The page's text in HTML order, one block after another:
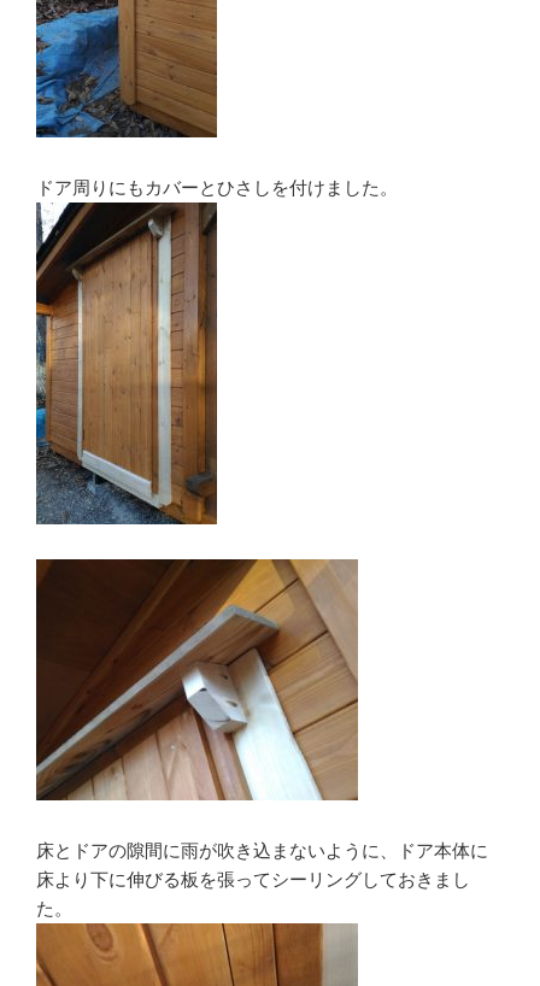
ドア周りにもカバーとひさしを付けました。
床とドアの隙間に雨が吹き込まないように、ドア本体に
床より下に伸びる板を張ってシーリングしておきまし
た。